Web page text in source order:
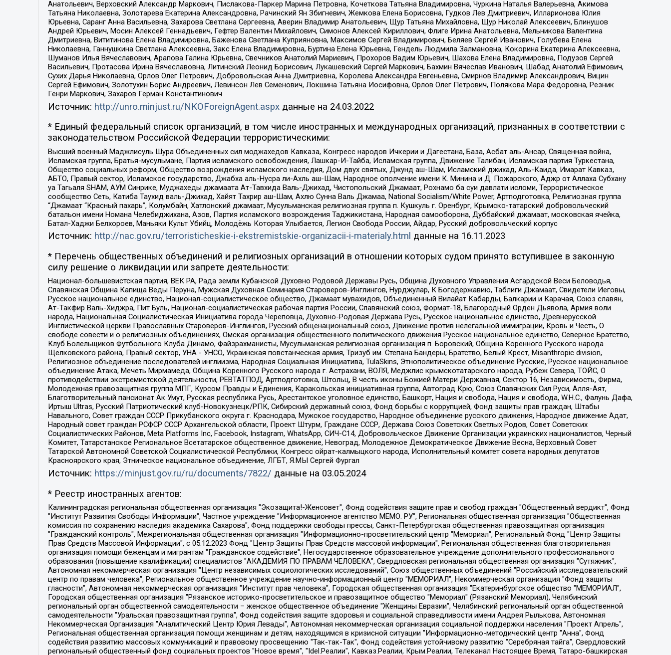
Анатольевич, Верховский Александр Маркович, Пислакова-Паркер Марина Петровна, Кочеткова Татьяна Владимировна, Чуркина Наталья Валерьевна, Акимова
Татьяна Николаевна, Золотарева Екатерина Александровна, Рачинский Ян Збигневич, Жемкова Елена Борисовна, Гудков Лев Дмитриевич, Илларионова Юлия
Юрьевна, Саранг Анна Васильевна, Захарова Светлана Сергеевна, Аверин Владимир Анатольевич, Щур Татьяна Михайловна, Щур Николай Алексеевич, Блинушов
Андрей Юрьевич, Мосин Алексей Геннадьевич, Гефтер Валентин Михайлович, Симонов Алексей Кириллович, Флиге Ирина Анатольевна, Мельникова Валентина
Дмитриевна, Вититинова Елена Владимировна, Баженова Светлана Куприяновна, Максимов Сергей Владимирович, Беляев Сергей Иванович, Голубева Елена
Николаевна, Ганнушкина Светлана Алексеевна, Закс Елена Владимировна, Буртина Елена Юрьевна, Гендель Людмила Залмановна, Кокорина Екатерина Алексеевна,
Шуманов Илья Вячеславович, Арапова Галина Юрьевна, Свечников Анатолий Мариевич, Прохоров Вадим Юрьевич, Шахова Елена Владимировна, Подузов Сергей
Васильевич, Протасова Ирина Вячеславовна, Литинский Леонид Борисович, Лукашевский Сергей Маркович, Бахмин Вячеслав Иванович, Шабад Анатолий Ефимович,
Сухих Дарья Николаевна, Орлов Олег Петрович, Добровольская Анна Дмитриевна, Королева Александра Евгеньевна, Смирнов Владимир Александрович, Вицин
Сергей Ефимович, Золотухин Борис Андреевич, Левинсон Лев Семенович, Локшина Татьяна Иосифовна, Орлов Олег Петрович, Полякова Мара Федоровна, Резник
Генри Маркович, Захаров Герман Константинович
Источник: http://unro.minjust.ru/NKOForeignAgent.aspxданные на 24.03.2022
* Единый федеральный список организаций, в том числе иностранных и международных организаций, признанных в соответствии с
законодательством Российской Федерации террористическими:
Высший военный Маджлисуль Шура Объединенных сил моджахедов Кавказа, Конгресс народов Ичкерии и Дагестана, База, Асбат аль-Ансар, Священная война,
Исламская группа, Братья-мусульмане, Партия исламского освобождения, Лашкар-И-Тайба, Исламская группа, Движение Талибан, Исламская партия Туркестана,
Общество социальных реформ, Общество возрождения исламского наследия, Дом двух святых, Джунд аш-Шам, Исламский джихад, Аль-Каида, Имарат Кавказ,
АБТО, Правый сектор, Исламское государство, Джабха аль-Нусра ли-Ахль аш-Шам, Народное ополчение имени К. Минина и Д. Пожарского, Аджр от Аллаха Субхану
уа Тагьаля SHAM, АУМ Синрике, Муджахеды джамаата Ат-Тавхида Валь-Джихад, Чистопольский Джамаат, Рохнамо ба суи давлати исломи, Террористическое
сообщество Сеть, Катиба Таухид валь-Джихад, Хайят Тахрир аш-Шам, Ахлю Сунна Валь Джамаа, National Socialism/White Power, Артподготовка, Религиозная группа
“Джамаат “Красный пахарь”, Колумбайн, Хатлонский джамаат, Мусульманская религиозная группа п. Кушкуль г. Оренбург, Крымско-татарский добровольческий
батальон имени Номана Челебиджихана, Азов, Партия исламского возрождения Таджикистана, Народная самооборона, Дуббайский джамаат, московская ячейка,
Батал-Хаджи Белхороев, Маньяки Культ Убийц, Молодёжь Которая Улыбается, Легион Свобода России, Айдар, Русский добровольческий корпус
Источник: http://nac.gov.ru/terroristicheskie-i-ekstremistskie-organizacii-i-materialy.html данные на 16.11.2023
* Перечень общественных объединений и религиозных организаций в отношении которых судом принято вступившее в законную
силу решение о ликвидации или запрете деятельности:
Национал-большевистская партия, ВЕК РА, Рада земли Кубанской Духовно Родовой Державы Русь, Община Духовного Управления Асгардской Веси Беловодья,
Славянская Община Капища Веды Перуна, Мужская Духовная Семинария Староверов-Инглингов, Нурджулар, К Богодержавию, Таблиги Джамаат, Свидетели Иеговы,
Русское национальное единство, Национал-социалистическое общество, Джамаат мувахидов, Объединенный Вилайат Кабарды, Балкарии и Карачая, Союз славян,
Ат-Такфир Валь-Хиджра, Пит Буль, Национал-социалистическая рабочая партия России, Славянский союз, Формат-18, Благородный Орден Дьявола, Армия воли
народа, Национальная Социалистическая Инициатива города Череповца, Духовно-Родовая Держава Русь, Русское национальное единство, Древнерусской
Инглистической церкви Православных Староверов-Инглингов, Русский общенациональный союз, Движение против нелегальной иммиграции, Кровь и Честь, О
свободе совести и о религиозных объединениях, Омская организация общественного политического движения Русское национальное единство, Северное Братство,
Клуб Болельщиков Футбольного Клуба Динамо, Файзрахманисты, Мусульманская религиозная организация п. Боровский, Община Коренного Русского народа
Щелковского района, Правый сектор, УНА - УНСО, Украинская повстанческая армия, Тризуб им. Степана Бандеры, Братство, Белый Крест, Misanthropic division,
Религиозное объединение последователей инглиизма, Народная Социальная Инициатива, TulaSkins, Этнополитическое объединение Русские, Русское национальное
объединение Атака, Мечеть Мирмамеда, Община Коренного Русского народа г. Астрахани, ВОЛЯ, Меджлис крымскотатарского народа, Рубеж Севера, ТОЙС, О
противодействии экстремистской деятельности, РЕВТАТПОД, Артподготовка, Штольц, В честь иконы Божией Матери Державная, Сектор 16, Независимость, Фирма,
Молодежная правозащитная группа МПГ, Курсом Правды и Единения, Каракольская инициативная группа, Автоград Крю, Союз Славянских Сил Руси, Алля-Аят,
Благотворительный пансионат Ак Умут, Русская республика Русь, Арестантское уголовное единство, Башкорт, Нация и свобода, Нация и свобода, W.H.С., Фалунь Дафа,
Иртыш Ultras, Русский Патриотический клуб-Новокузнецк/РПК, Сибирский державный союз, Фонд борьбы с коррупцией, Фонд защиты прав граждан, Штабы
Навального, Совет граждан СССР Прикубанского округа г. Краснодара, Мужское государство, Народное объединение русского движения, Народное движение Адат,
Народный совет граждан РСФСР СССР Архангельской области, Проект Штурм, Граждане СССР, Держава Союз Советских Светлых Родов, Совет Советских
Социалистических Районов, Meta Platforms Inc, Facebook, Instagram, WhatsApp, СИЧ-С14, Добровольческое Движение Организации украинских националистов, Черный
Комитет, Татарстанское Региональное Всетатарское общественное движение, Невоград, Молодежное Демократическое Движение Весна, Верховный Совет
Татарской Автономной Советской Социалистической Республики, Конгресс ойрат-калмыцкого народа, Исполнительный комитет совета народных депутатов
Красноярского края, Этническое национальное объединение, ЛГБТ, Я.МЫ Сергей Фургал
Источник: https://minjust.gov.ru/ru/documents/7822/ данные на 03.05.2024
* Реестр иностранных агентов:
Калининградская региональная общественная организация "Экозащита!-Женсовет", Фонд содействия защите прав и свобод граждан "Общественный вердикт", Фонд "Институт Развития Свободы Информации", Частное учреждение "Информационное агентство МЕМО. РУ", Региональная общественная организация "Общественная комиссия по сохранению наследия академика Сахарова", Фонд поддержки свободы прессы, Санкт-Петербургская общественная правозащитная организация "Гражданский контроль", Межрегиональная общественная организация "Информационно-просветительский центр "Мемориал", Региональный Фонд "Центр Защиты Прав Средств Массовой Информации", с 05.12.2023 Фонд "Центр Защиты Прав Средств массовой информации", Региональная общественная благотворительная организация помощи беженцам и мигрантам "Гражданское содействие", Негосударственное образовательное учреждение дополнительного профессионального образования (повышение квалификации) специалистов "АКАДЕМИЯ ПО ПРАВАМ ЧЕЛОВЕКА", Свердловская региональная общественная организация "Сутяжник", Автономная некоммерческая организация "Центр независимых социологических исследований", Союз общественных объединений "Российский исследовательский центр по правам человека", Региональное общественное учреждение научно-информационный центр "МЕМОРИАЛ", Некоммерческая организация "Фонд защиты гласности", Автономная некоммерческая организация "Институт прав человека", Городская общественная организация "Екатеринбургское общество "МЕМОРИАЛ", Городская общественная организация "Рязанское историко-просветительское и правозащитное общество "Мемориал" (Рязанский Мемориал), Челябинский региональный орган общественной самодеятельности – женское общественное объединение "Женщины Евразии", Челябинский региональный орган общественной самодеятельности "Уральская правозащитная группа", Фонд содействия защите здоровья и социальной справедливости имени Андрея Рылькова, Автономная Некоммерческая Организация "Аналитический Центр Юрия Левады", Автономная некоммерческая организация социальной поддержки населения "Проект Апрель", Региональная общественная организация помощи женщинам и детям, находящимся в кризисной ситуации "Информационно-методический центр "Анна", Фонд содействия развитию массовых коммуникаций и правовому просвещению "Так-так-Так", Фонд содействия устойчивому развитию "Серебряная тайга", Свердловский региональный общественный фонд социальных проектов "Новое время", "Idel.Реалии", Кавказ.Реалии, Крым.Реалии, Телеканал Настоящее Время, Татаро-башкирская служба Радио Свобода (Azatliq Radiosi), Радио Свободная Европа/Радио Свобода (PCE/PC), "Сибирь.Реалии", "Фактограф", Благотворительный фонд помощи осужденным и их семьям, Автономная некоммерческая организация "Институт глобализации и социальных движений", Фонд "В защиту прав заключенных", Частное учреждение "Центр поддержки и содействия развитию средств массовой информации", Пензенский региональный общественный благотворительный фонд "Гражданский союз", "Север.Реалии", Некоммерческая организация Фонд "Правовая инициатива", Общество с ограниченной ответственностью "Радио Свободная Европа/Радио Свобода", Чешское информационное агентство "MEDIUM-ORIENT", Красноярская региональная общественная организация "Мы против СПИДа", Камалягин Денис Николаевич, Маркелов Сергей Евгеньевич, Пономарев Лев Александрович, Савицкая Людмила Алексеевна, Автономная некоммерческая организация "Центр по работе с проблемой насилия "НАСИЛИЮ.НЕТ", Межрегиональный профессиональный союз работников здравоохранения "Альянс врачей", Юридическое лицо, зарегистрированное в Латвийской Республике, SIA "Medusa Project" (регистрационный номер 40103797863, дата регистрации 10.06.2014), Некоммерческая организация "Фонд по борьбе с коррупцией", Автономная некоммерческая организация "Институт права и публичной политики", Баданин Роман Сергеевич, Гликин Максим Александрович, Железнова Мария Михайловна, Лукьянова Юлия Сергеевна, Маетная Елизавета Витальевна, Маняхин Петр Борисович, Чуракова Ольга Владимировна, Ярош Юлия Петровна, Юридическое лицо "The Insider SIA", зарегистрированное в Риге, Латвийская Республика (дата регистрации 26.06.2015), являющееся администратором доменного имени интернет-издания "The Insider SIA", https://theins.ru, Постернак Алексей Евгеньевич, Рубин Михаил Аркадьевич, Анин Роман Александрович, Юридическое лицо Istories fonds, зарегистрированное в Латвийской Республике (регистрационный номер 50008295751, дата регистрации 24.02.2020), Великовский Дмитрий Александрович, Долинина Ирина Николаевна, Мароховская Алеся Алексеевна, Шлейнов Роман Юрьевич, Шмагун Олеся Валентиновна, Общество с ограниченной ответственностью "Альтаир 2021", Общество с ограниченной ответственностью "Вега 2021", Общество с ограниченной ответственностью "Главный редактор 2021", Общество с ограниченной ответственностью "Ромашки монолит", Важенков Артем Валерьевич, Ивановская областная общественная организация "Центр гендерных исследований", Гурман Юрий Альбертович, Медиапроект "ОВД-Инфо", Егоров Владимир Владимирович, Жилинский Владимир Александрович, Общество с ограниченной ответственностью "ЗП", Иванова София Юрьевна, Карезина Инна Павловна, Кильтау Екатерина Викторовна, Петров Алексей Викторович, Пискунов Сергей Евгеньевич, Смирнов Сергей Сергеевич, Тихонов Михаил Сергеевич, Общество с ограниченной ответственностью "ЖУРНАЛИСТ-ИНОСТРАННЫЙ АГЕНТ", Арапова Галина Юрьевна, Вольтская Татьяна Анатольевна, Американская компания "Mason G.E.S. Anonymous Foundation" (США), являющаяся владельцем интернет-издания https://mnews.world/, Компания "Stichting Bellingcat", зарегистрированная в Нидерландах (дата регистрации 11.07.2018), Захаров Андрей Вячеславович, Клепиковская Екатерина Дмитриевна, Общество с ограниченной ответственностью "МЕМО", Перл Роман Александрович, Симонов Евгений Алексеевич, Соловьева Елена Анатольевна, Сотников Даниил Владимирович, Сурначева Елизавета Дмитриевна, Автономная некоммерческая организация по защите прав человека и информированию населения "Якутия – Наше Мнение", Общество с ограниченной ответственностью "Москоу диджитал медиа", с 26.01.2023 Общество с ограниченной ответственностью "Чайка Белые сады", Ветошкина Валерия Валерьевна, Заговора Максим Александрович, Межрегиональное общественное движение "Российская ЛГБТ - сеть", Оленичев Максим Владимирович, Павлов Иван Юрьевич, Скворцова Елена Сергеевна, Общество с ограниченной ответственностью "Как бы инагент", Кочетков Игорь Викторович, Общество с ограниченной ответственностью "Честные выборы", Еланчик Олег Александрович, Общество с ограниченной ответственностью "Нобелевский призыв", Гималова Регина Эмилевна, Григорьев Андрей Валерьевич, Григорьева Алина Александровна, Ассоциация по содействию защите прав призывников, альтернативнослужащих и военнослужащих "Правозащитная группа "Гражданин.Армия.Право", Хисамова Регина Фаритовна, Автономная некоммерческая организация по реализации социально-правовых программ "Лилит", Дальневосточное общественное движение "Маяк", Санкт-Петербургская ЛГБТ-инициативная группа "Выход", Инициативная группа ЛГБТ+ "Реверс", Алексеев Андрей Викторович, Бекбулатова Таисия Львовна, Беляев Иван Михайлович, Владыкина Елена Сергеевна, Гельман Марат Александрович, Никульшина Вероника Юрьевна, Толоконникова Надежда Андреевна, Шендерович Виктор Анатольевич, Общество с ограниченной ответственностью "Данное сообщение", Общество с ограниченной ответственностью Издательский дом "Новая глава", Айнбиндер Александра Александровна, Московский комьюнити-центр для ЛГБТ+инициатив, Благотворительный фонд развития филантропии, Deutsche Welle (Германия, Kurt-Schumacher-Strasse 3, 53113 Bonn), Борзунова Мария Михайловна, Воробьев Виктор Викторович, Голубева Анна Львовна, Константинова Алла Михайловна, Малкова Ирина Владимировна, Мурадов Мурад Абдулгалимович, Осетинская Елизавета Николаевна, Понасенков Евгений Николаевич, Ганапольский Матвей Юрьевич, Киселев Евгений Алексеевич, Борухович Ирина Григорьевна, Дремин Иван Тимофеевич, Дубровский Дмитрий Викторович, Красноярская региональная общественная организация поддержки и развития альтернативных образовательных технологий и межкультурных коммуникаций "ИНТЕРРА", Маяковская Екатерина Алексеевна, Фейгин Марк Захарович, Филимонов Андрей Викторович, Дзугкоева Регина Николаевна, Доброхотов Роман Александрович, Дудь Юрий Александрович, Елкин Сергей Владимирович, Кругликов Кирилл Игоревич, Сабунаева Мария Леонидовна, Семенов Алексей Владимирович, Шаинян Карен Багратович, Шульман Екатерина Михайловна, Асафьев Артур Валерьевич, Вахштайн Виктор Семенович, Венедиктов Алексей Алексеевич, Лушникова Екатерина Евгеньевна, Волков Леонид Михайлович, Невзоров Александр Глебович, Пархоменко Сергей Борисович, Сироткин Ярослав Николаевич, Кара-Мурза Владимир Владимирович, Баранова Наталья Владимировна, Гозман Леонид Яковлевич, Кагарлицкий Борис Юльевич, Климарев Михаил Валерьевич, Милов Владимир Станиславович, Автономная некоммерческая организация Краснодарский центр современного искусства "Типография", Моргенштерн Алишер Тагирович, Соболь Любовь Эдуардовна, Общество с ограниченной ответственностью "ЛИЗА НОРМ", Каспаров Гарри Кимович, Ходорковский Михаил Борисович, Общество с ограниченной ответственностью "Апрельские тезисы", Данилович Ирина Брониславовна, Кашин Олег Владимирович, Петров Николай Владимирович, Пивоваров Алексей Владимирович, Соколов Михаил Владимирович, Цветкова Юлия Владимировна, Чичваркин Евгений Александрович, Комитет против пыток/Команда против пыток, Общество с ограниченной ответственностью "Первый научный", Общество с ограниченной ответственностью "Вертолет и ко", Белоцерковская Вероника Борисовна, Кац Максим Евгеньевич, Лазарева Татьяна Юрьевна, Шаведдинов Руслан Табризович, Яшин Илья Валерьевич, Общество с ограниченной ответственностью "Иноагент ААВ", Алешковский Дмитрий Петрович, Альбац Евгения Марковна, Быков Дмитрий Львович, Галямина Юлия Евгеньевна, Лойко Сергей Леонидович, Мартынов Кирилл Константинович, Медведев Сергей Александрович, Крашенинников Федор Геннадиевич, Гордеева Катерина Вл